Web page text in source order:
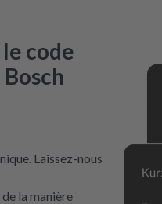
code
Laissez-nous
la manière